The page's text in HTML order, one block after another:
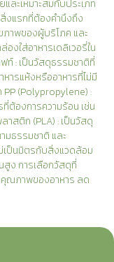
ละเหมาะสมกับประเภท
งแรกที่ต้องคำนึงถึง
ภาพของผู้บริโภค และ
ใส่อาหารเดลิเวอรี่ใน
ท์ : เป็นวัสดุธรรมชาติที่
ารแห้งหรืออาหารที่ไม่มี
PP (Polypropylene) :
ต้องการความร้อน เช่น
าสติก (PLA) : เป็นวัสดุ
ธรรมชาติ และ
เป็นมิตรกับสิ่งแวดล้อม
สูง การเลือกวัสดุที่
คุณภาพของอาหาร ลด